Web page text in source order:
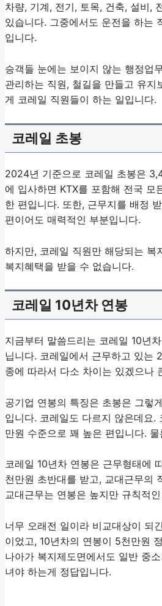
차량, 기계, 전기, 토목, 건축, 설비,
있습니다. 그중에서도 운전을 하는
입니다.
승객들 눈에는 보이지 않는 행정업
관리하는 직원, 철길을 만들고 유
게 코레일 직원들이 하는 일입니다.
코레일 초봉
2024년 기준으로 코레일 초봉은
에 입사하면 KTX를 포함해 전국
한 편입니다. 또한, 근무지를 배정
편이어도 매력적인 부분입니다.
하지만, 코레일 직원만 해당되는
복지혜택을 받을 수 없습니다.
코레일 10년차 연봉
지금부터 말씀드리는 코레일 10년
닙니다. 코레일에서 근무하고 있는
종에 따라서 다소 차이는 있겠으나
공기업 연봉의 특징은 초봉은 그렇
입니다. 코레일도 다르지 않은데요
만원 수준으로 꽤 높은 편입니다.
코레일 10년차 연봉은 근무형태에
천만원 초반대를 받고, 교대근무의
교대근무는 연봉은 높지만 규칙적
너무 오래전 일이라 비교대상이 되
이었고, 10년차의 연봉이 5천만원
나아가 복지제도면에서도 일반 중
녀야 하는게 정답입니다.